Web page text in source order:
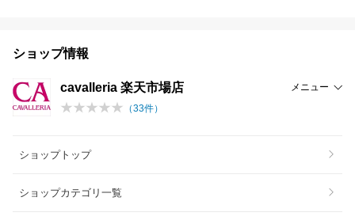
ショップ情報
cavalleria 楽天市場店
メニュー
（33件）
ショップトップ
ショップカテゴリ一覧